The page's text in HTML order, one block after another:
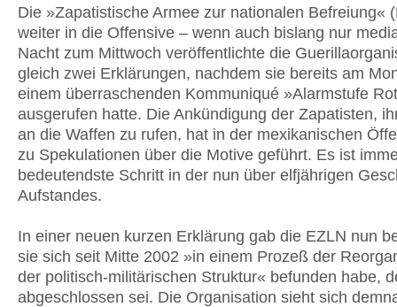
Die »Zapatistische Armee zur nationalen Befreiung«
weiter in die Offensive – wenn auch bislang nur
Nacht zum Mittwoch veröffentlichte die
gleich zwei Erklärungen, nachdem sie bereits am
einem überraschenden Kommuniqué »Alarmstufe
ausgerufen hatte. Die Ankündigung der Zapatisten,
an die Waffen zu rufen, hat in der mexikanischen
zu Spekulationen über die Motive geführt. Es ist
bedeutendste Schritt in der nun über elfjährigen
Aufstandes.
In einer neuen kurzen Erklärung gab die EZLN nun
sie sich seit Mitte 2002 »in einem Prozeß der
der politisch-militärischen Struktur« befunden habe,
abgeschlossen sei. Die Organisation sieht sich